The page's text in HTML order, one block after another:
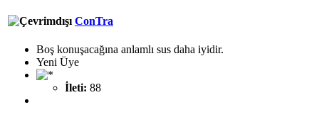
ConTra
Boş konuşacağına anlamlı sus daha iyidir.
Yeni Üye
İleti: 88